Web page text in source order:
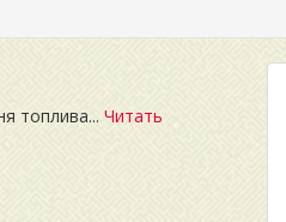
топлива... Читать